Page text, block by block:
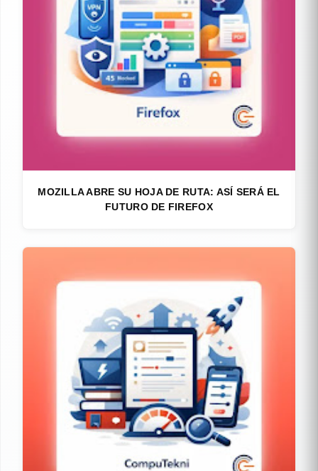
MOZILLA ABRE SU HOJA DE RUTA: ASÍ SERÁ EL
FUTURO DE FIREFOX